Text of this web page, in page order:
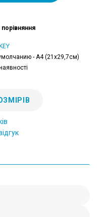
порівняння
- А4 (21x29,7см)